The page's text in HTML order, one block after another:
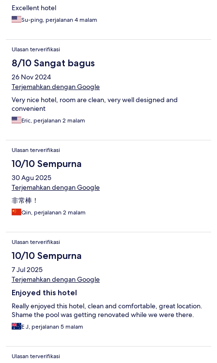
Excellent hotel
Su-ping, perjalanan 4 malam
Ulasan terverifikasi
8/10 Sangat bagus
26 Nov 2024
Terjemahkan dengan Google
Very nice hotel, room are clean, very well designed and
convenient
Eric, perjalanan 2 malam
Ulasan terverifikasi
10/10 Sempurna
30 Agu 2025
Terjemahkan dengan Google
非常棒！
Qin, perjalanan 2 malam
Ulasan terverifikasi
10/10 Sempurna
7 Jul 2025
Terjemahkan dengan Google
Enjoyed this hotel
Really enjoyed this hotel, clean and comfortable, great location.
Shame the pool was getting renovated while we were there.
E J, perjalanan 5 malam
Ulasan terverifikasi